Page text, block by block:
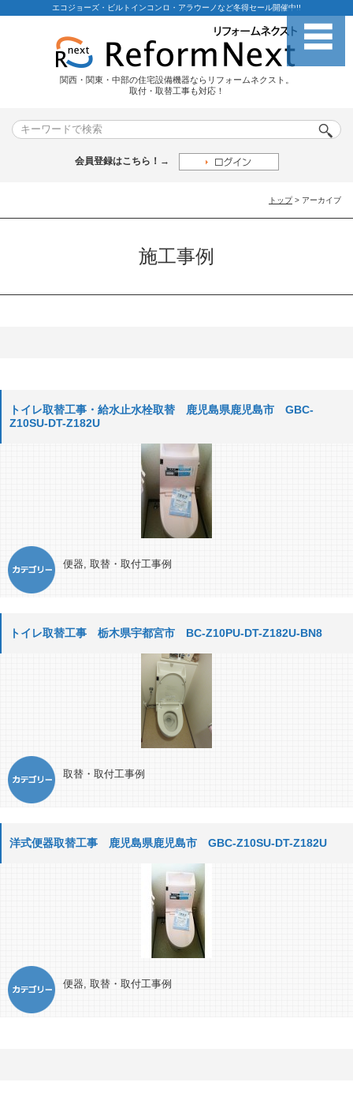
エコジョーズ・ビルトインコンロ・アラウーノなど冬得セール開催中!!
関西・関東・中部の住宅設備機器ならリフォームネクスト。
取付・取替工事も対応！
会員登録はこちら！→
トップ > アーカイブ
施工事例
トイレ取替工事・給水止水栓取替 鹿児島県鹿児島市 GBC-
Z10SU-DT-Z182U
便器, 取替・取付工事例
トイレ取替工事 栃木県宇都宮市 BC-Z10PU-DT-Z182U-BN8
取替・取付工事例
洋式便器取替工事 鹿児島県鹿児島市 GBC-Z10SU-DT-Z182U
便器, 取替・取付工事例